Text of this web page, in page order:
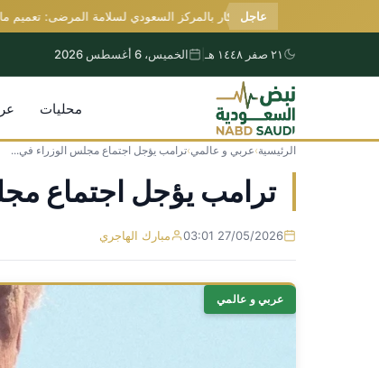
عاجل
رئيس الابتكار بالمركز السعودي لسلامة المرضى: تعميم
٢١ صفر ١٤٤٨ هـ الخميس، 6 أغسطس 2026
محليات
الرئيسية›عربي و عالمي›ترامب يؤجل اجتماع مجلس الوزراء في...
ترامب يؤجل اجتماع
27/05/2026 03:01 مبارك الهاجري
عربي و عالمي